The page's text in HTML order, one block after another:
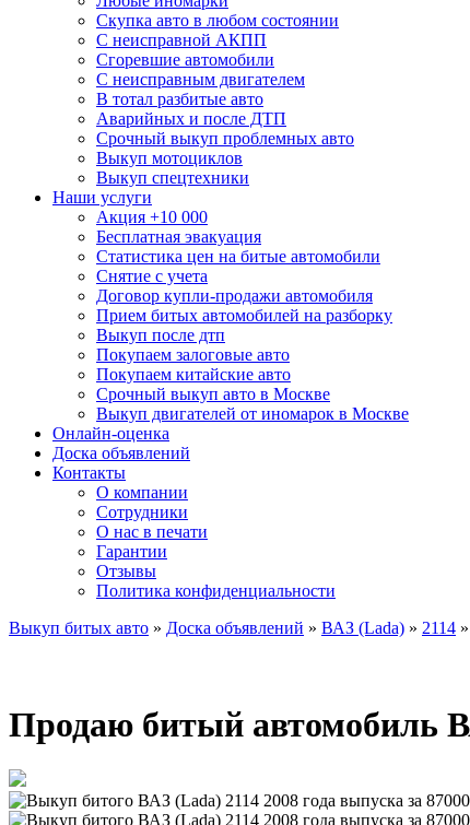
Скупка авто в любом состоянии
С неисправной АКПП
Сгоревшие автомобили
С неисправным двигателем
В тотал разбитые авто
Аварийных и после ДТП
Срочный выкуп проблемных авто
Выкуп мотоциклов
Выкуп спецтехники
Наши услуги
Акция +10 000
Бесплатная эвакуация
Статистика цен на битые автомобили
Снятие с учета
Договор купли-продажи автомобиля
Прием битых автомобилей на разборку
Выкуп после дтп
Покупаем залоговые авто
Покупаем китайские авто
Срочный выкуп авто в Москве
Выкуп двигателей от иномарок в Москве
Онлайн-оценка
Доска объявлений
Контакты
О компании
Сотрудники
О нас в печати
Гарантии
Отзывы
Политика конфиденциальности
Выкуп битых авто » Доска объявлений » ВАЗ (Lada) » 2114 »
Продаю битый автомобиль